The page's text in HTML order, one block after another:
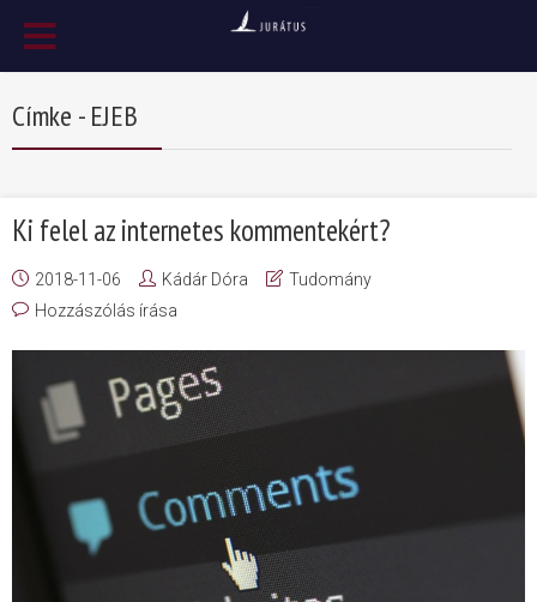
Címke - EJEB
Ki felel az internetes kommentekért?
2018-11-06 Kádár Dóra
Tudomány
Hozzászólás írása